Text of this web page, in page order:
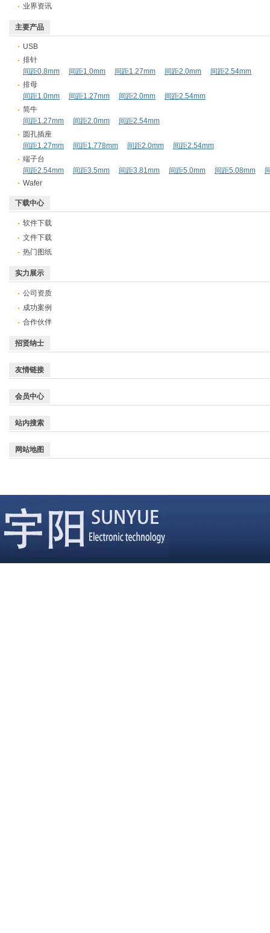
业界资讯
主要产品
USB
排针
间距0.8mm
间距1.0mm 间距1.27mm 间距2.0mm
间距2.54mm
排母
间距1.0mm
间距1.27mm 间距2.0mm
间距2.54mm
简牛
间距1.27mm
间距2.0mm
间距2.54mm
圆孔插座
间距1.27mm
间距1.778mm 间距2.0mm
间距2.54mm
端子台
间距2.54mm
间距3.5mm 间距3.81mm 间距5.0mm 间距5.08mm
Wafer
下载中心
软件下载
文件下载
热门图纸
实力展示
公司资质
成功案例
合作伙伴
招贤纳士
友情链接
会员中心
站内搜索
网站地图